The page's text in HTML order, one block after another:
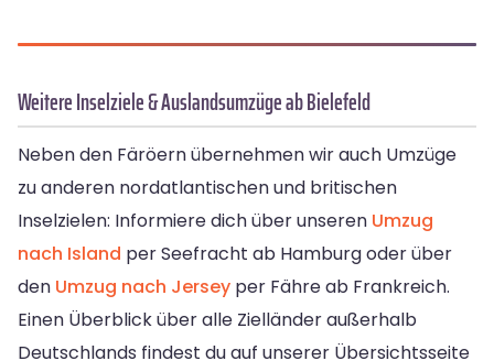
Weitere Inselziele & Auslandsumzüge ab Bielefeld
Neben den Färöern übernehmen wir auch Umzüge
zu anderen nordatlantischen und britischen
Inselzielen: Informiere dich über unseren Umzug
nach Island per Seefracht ab Hamburg oder über
den Umzug nach Jersey per Fähre ab Frankreich.
Einen Überblick über alle Zielländer außerhalb
Deutschlands findest du auf unserer Übersichtsseite